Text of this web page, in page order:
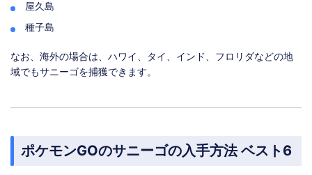
屋久島
種子島
なお、海外の場合は、ハワイ、タイ、インド、フロリダなどの地
域でもサニーゴを捕獲できます。
ポケモンGOのサニーゴの入手方法 ベスト6